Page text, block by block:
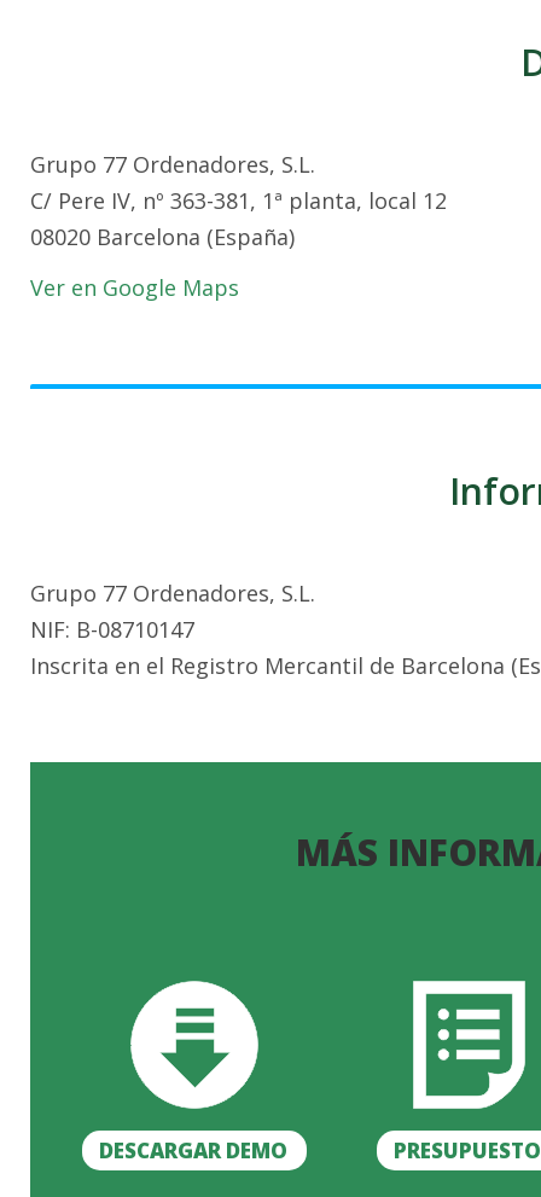
Grupo 77 Ordenadores, S.L.
C/ Pere IV, nº 363-381, 1ª planta, local 12
08020 Barcelona (España)
Ver en Google Maps
Grupo 77 Ordenadores, S.L.
NIF: B-08710147
Inscrita en el Registro Mercantil de Barcelona
MÁS
DESCARGAR DEMO PRESUPUESTO